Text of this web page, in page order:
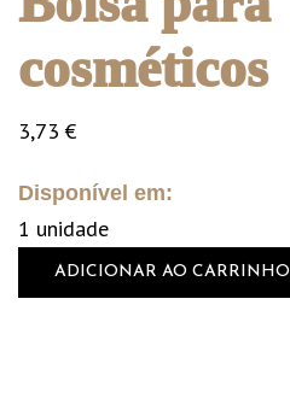
cosméticos
3,73€
Disponível em:
1 unidade
ADICIONAR AO CARRINHO